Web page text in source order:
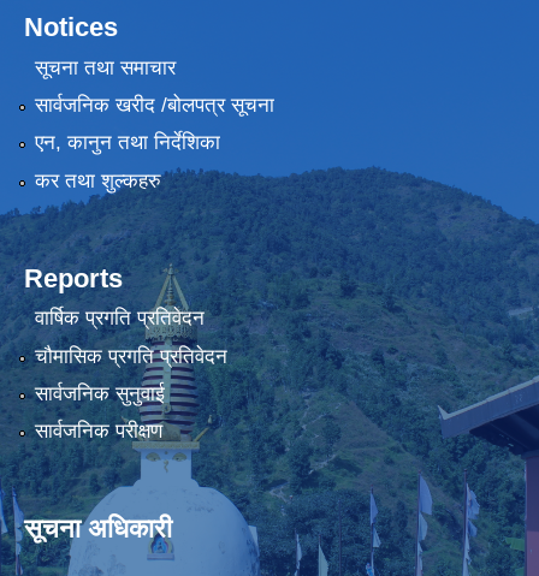
Notices
सूचना तथा समाचार
सार्वजनिक खरीद /बोलपत्र सूचना
एन, कानुन तथा निर्देशिका
कर तथा शुल्कहरु
Reports
वार्षिक प्रगति प्रतिवेदन
चौमासिक प्रगति प्रतिवेदन
सार्वजनिक सुनुवाई
सार्वजनिक परीक्षण
सूचना अधिकारी